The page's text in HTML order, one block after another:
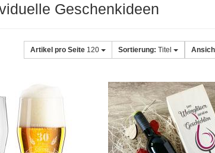
Geschenkideen
Sortierung: Titel
Artikel pro Seite 120